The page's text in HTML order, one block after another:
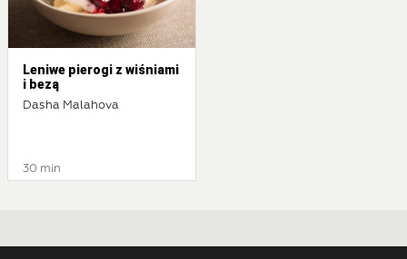
Leniwe pierogi z wiśniami
i bezą
Dasha Malahova
30 min